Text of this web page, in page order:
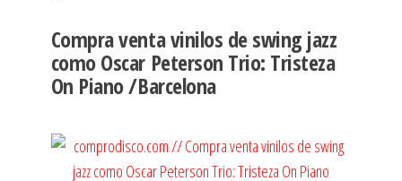
Compra venta vinilos de swing jazz
como Oscar Peterson Trio: Tristeza
On Piano /Barcelona